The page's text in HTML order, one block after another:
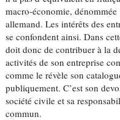
macro-économie, dénommée
allemand. Les intérêts des
se confondent ainsi. Dans
doit donc de contribuer à la
activités de son entreprise
comme le révèle son
publiquement. C’est son
société civile et sa
commun.